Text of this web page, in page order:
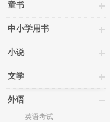
童书
中小学用书
小说
文学
外语
英语考试